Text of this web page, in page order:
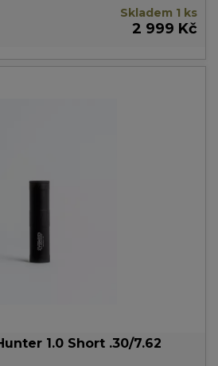
Skladem 1 ks
2 999 Kč
1.0 Short .30/7.62